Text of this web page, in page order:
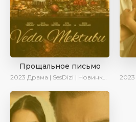
Прощальное письмо
2023 Драма | SesDizi | Новинки | Сериалы 2023 2023